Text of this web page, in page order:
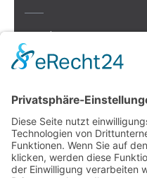
Beethovenstr. 4
73614 Schorndorf
Telefon: 07181 477 9998
Leonhard Fromm